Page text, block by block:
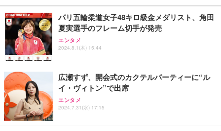
パリ五輪柔道女子48キロ級金メダリスト、角田
夏実選手のフレーム切手が発売
エンタメ
2024.8.1(木) 15:44
広瀬すず、開会式のカクテルパーティーに“ル
イ・ヴィトン”で出席
エンタメ
2024.7.31(水) 17:15